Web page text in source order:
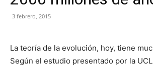
3 febrero, 2015
La teoría de la evolución, hoy, tiene
Según el estudio presentado por la